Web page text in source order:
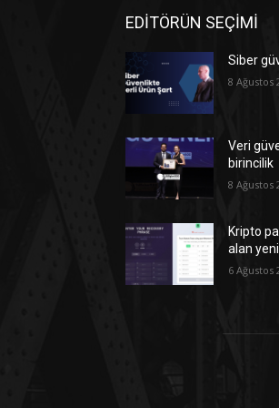
EDİTÖRÜN SEÇİMİ
Siber
8 Ağustos
Veri
birincilik
8 Ağustos
Kripto
alan yeni
6 Ağustos